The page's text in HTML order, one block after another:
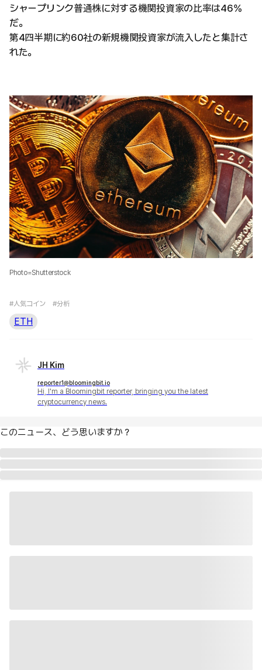
シャープリンク普通株に対する機関投資家の比率は46%
だ。
第4四半期に約60社の新規機関投資家が流入したと集計さ
れた。
Photo=Shutterstock
#人気コイン #分析
ETH
JH Kim
reporter1@bloomingbit.io
Hi, I'm a Bloomingbit reporter, bringing you the latest
cryptocurrency news.
このニュース、どう思いますか？